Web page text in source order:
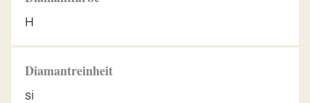
H
Diamantreinheit
si